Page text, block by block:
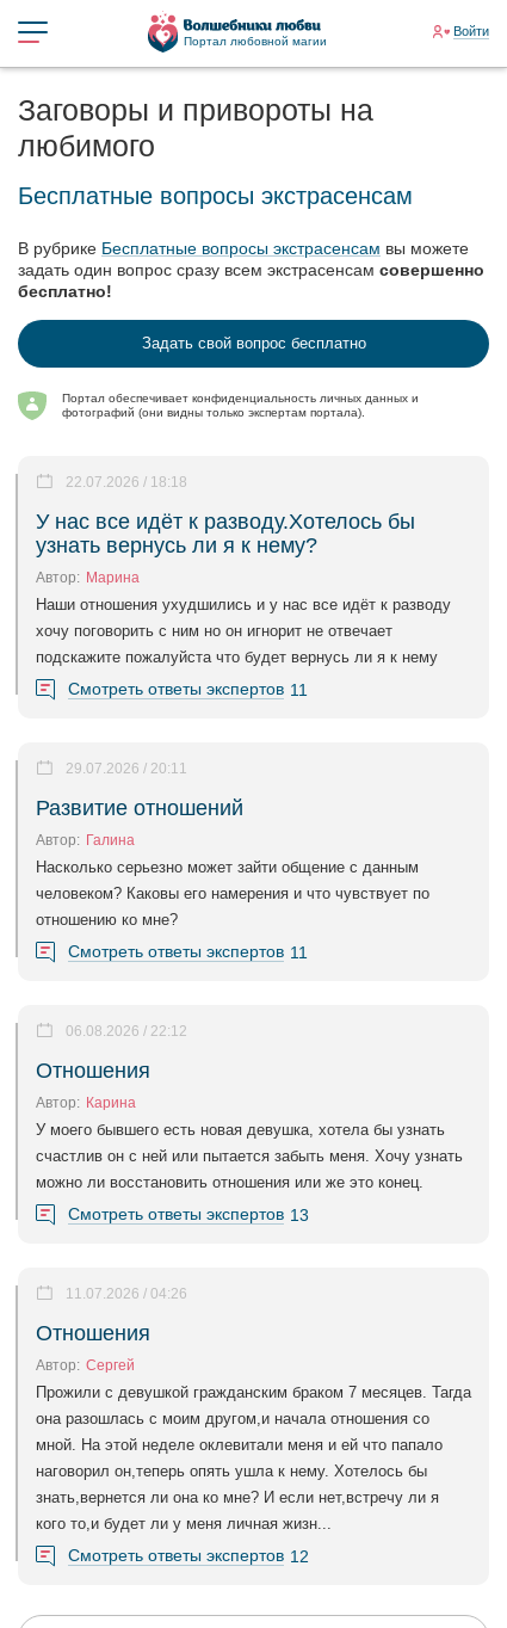
Портал любовной магии
Войти
Заговоры и привороты на
любимого
Бесплатные вопросы экстрасенсам
В рубрике Бесплатные вопросы экстрасенсам вы можете
задать один вопрос сразу всем экстрасенсам совершенно
бесплатно!
Задать свой вопрос бесплатно
Портал обеспечивает конфиденциальность личных данных и
фотографий (они видны только экспертам портала).
У нас все идёт к разводу.Хотелось бы
узнать вернусь ли я к нему?
22.07.2026 / 18:18
Автор: Марина
Наши отношения ухудшились и у нас все идёт к разводу
хочу поговорить с ним но он игнорит не отвечает
подскажите пожалуйста что будет вернусь ли я к нему
Смотреть ответы экспертов 11
Развитие отношений
29.07.2026 / 20:11
Автор: Галина
Насколько серьезно может зайти общение с данным
человеком? Каковы его намерения и что чувствует по
отношению ко мне?
Смотреть ответы экспертов 11
Отношения
06.08.2026 / 22:12
Автор: Карина
У моего бывшего есть новая девушка, хотела бы узнать
счастлив он с ней или пытается забыть меня. Хочу узнать
можно ли восстановить отношения или же это конец.
Смотреть ответы экспертов 13
Отношения
11.07.2026 / 04:26
Автор: Сергей
Прожили с девушкой гражданским браком 7 месяцев. Тагда
она разошлась с моим другом,и начала отношения со
мной. На этой неделе оклевитали меня и ей что папало
наговорил он,теперь опять ушла к нему. Хотелось бы
знать,вернется ли она ко мне? И если нет,встречу ли я
кого то,и будет ли у меня личная жизн...
Смотреть ответы экспертов 12